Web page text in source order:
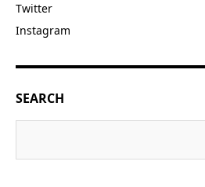
Twitter
Instagram
SEARCH